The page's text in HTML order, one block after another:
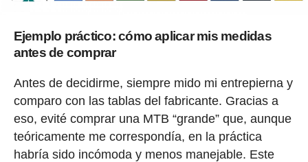
Ejemplo práctico: cómo aplicar mis medidas
antes de comprar
Antes de decidirme, siempre mido mi entrepierna y
comparo con las tablas del fabricante. Gracias a
eso, evité comprar una MTB “grande” que, aunque
teóricamente me correspondía, en la práctica
habría sido incómoda y menos manejable. Este